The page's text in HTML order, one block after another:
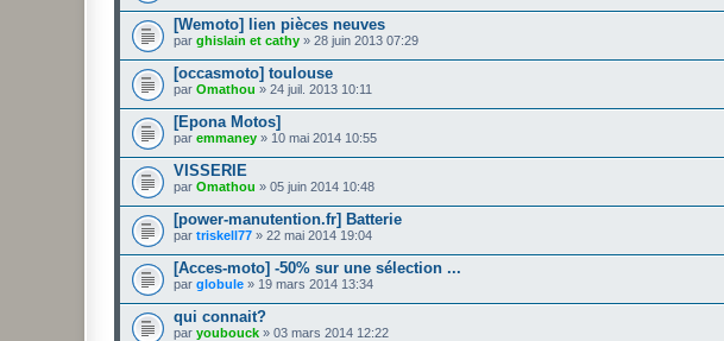
[Wemoto] lien pièces neuves
par ghislain et cathy » 28 juin 2013 07:29
[occasmoto] toulouse
par Omathou » 24 juil. 2013 10:11
[Epona Motos]
par emmaney » 10 mai 2014 10:55
VISSERIE
par Omathou » 05 juin 2014 10:48
[power-manutention.fr] Batterie
par triskell77 » 22 mai 2014 19:04
[Acces-moto] -50% sur une sélection ...
par globule » 19 mars 2014 13:34
qui connait?
par youbouck » 03 mars 2014 12:22